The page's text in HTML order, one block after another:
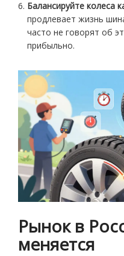
Балансируйте колеса
продлевает жизнь
часто не говорят об
прибыльно.
Рынок в
меняется